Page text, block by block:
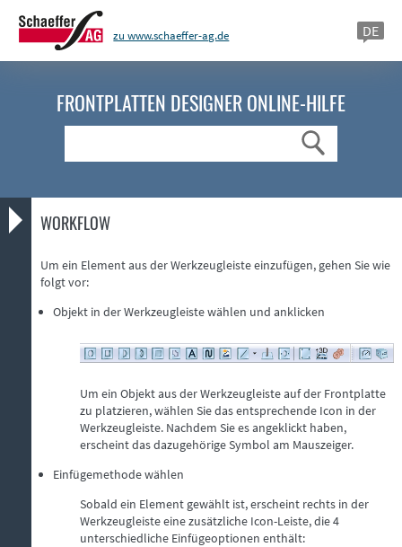
zu www.schaeffer-ag.de DE
FRONTPLATTEN DESIGNERONLINE-HILFE
WORKFLOW
Um ein Element aus der Werkzeugleiste einzufügen, gehen Sie wie
folgt vor:
Objekt in der Werkzeugleiste wählen und anklicken
Um ein Objekt aus der Werkzeugleiste auf der Frontplatte
zu platzieren, wählen Sie das entsprechende Icon in der
Werkzeugleiste. Nachdem Sie es angeklickt haben,
erscheint das dazugehörige Symbol am Mauszeiger.
Einfügemethode wählen
Sobald ein Element gewählt ist, erscheint rechts in der
Werkzeugleiste eine zusätzliche Icon-Leiste, die 4
unterschiedliche Einfügeoptionen enthält: